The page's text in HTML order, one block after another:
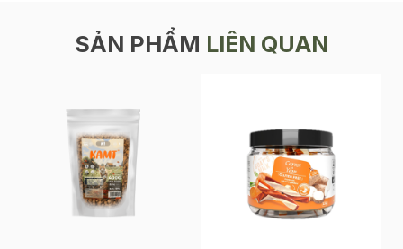
SẢN PHẨM LIÊN QUAN